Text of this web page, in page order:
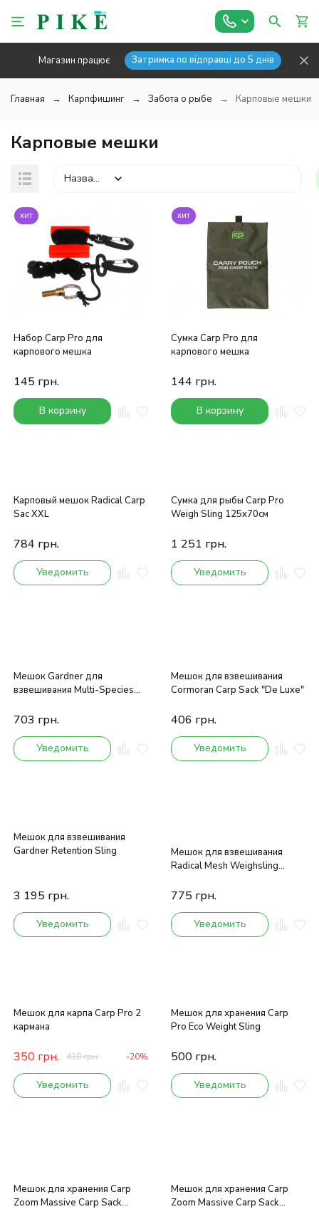
Магазин працює Затримка по відправці до 5 днів
Главная Карпфишинг Забота о рыбе Карповые мешки
Карповые мешки
Название
покупателей
хит
Набор Carp Pro для
карпового мешка
145 грн.
В корзину
хит
Сумка Carp Pro для
карпового мешка
144 грн.
В корзину
Карповый мешок Radical Carp
Sac XXL
784 грн.
Уведомить
Сумка для рыбы Carp Pro
Weigh Sling 125x70см
1 251 грн.
Уведомить
Мешок Gardner для
взвешивания Multi-Species
703 грн.
Уведомить
Мешок для взвешивания
Cormoran Carp Sack "De Luxe"
406 грн.
Уведомить
Мешок для взвешивания
Gardner Retention Sling
3 195 грн.
Уведомить
Мешок для взвешивания
Radical Mesh Weighsling
775 грн.
Уведомить
Мешок для карпа Carp Pro 2
кармана
350 грн. 438грн. -20%
Уведомить
Мешок для хранения Carp
Pro Eco Weight Sling
500 грн.
Уведомить
Мешок для хранения Carp
Zoom Massive Carp Sack
Мешок для хранения Carp
Zoom Massive Carp Sack